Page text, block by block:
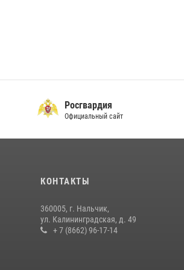
Росгвардия
Официальный сайт
КОНТАКТЫ
360005, г. Нальчик,
ул. Калининградская, д. 49
+ 7 (8662) 96-17-14